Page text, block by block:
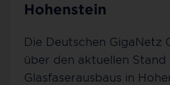
Hohenstein
Die Deutschen GigaNetz
über den aktuellen Stand
Glasfaserausbaus in